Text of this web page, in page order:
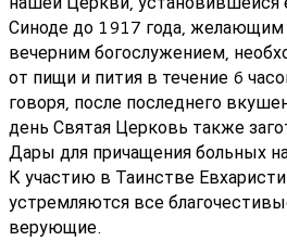
Синоде до 1917 года, желающим
вечерним богослужением,
от пищи и пития в течение 6
говоря, после последнего
день Святая Церковь также
Дары для причащения больных
К участию в Таинстве
устремляются все
верующие.